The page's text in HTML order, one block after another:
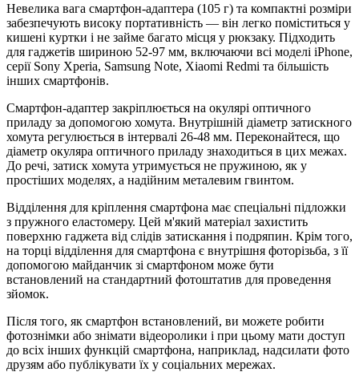
Невелика вага смартфон-адаптера (105 г) та компактні розміри
забезпечують високу портативність — він легко поміститься у
кишені куртки і не займе багато місця у рюкзаку. Підходить
для гаджетів шириною 52-97 мм, включаючи всі моделі iPhone,
серії Sony Xperia, Samsung Note, Xiaomi Redmi та більшість
інших смартфонів.
Смартфон-адаптер закріплюється на окулярі оптичного
приладу за допомогою хомута. Внутрішній діаметр затискного
хомута регулюється в інтервалі 26-48 мм. Переконайтеся, що
діаметр окуляра оптичного приладу знаходиться в цих межах.
До речі, затиск хомута утримується не пружиною, як у
простіших моделях, а надійним металевим гвинтом.
Відділення для кріплення смартфона має спеціальні підложки
з пружного еластомеру. Цей м'який матеріал захистить
поверхню гаджета від слідів затискання і подряпин. Крім того,
на торці відділення для смартфона є внутрішня фоторізьба, з її
допомогою майданчик зі смартфоном може бути
встановлений на стандартний фотоштатив для проведення
зйомок.
Після того, як смартфон встановлений, ви можете робити
фотознімки або знімати відеоролики і при цьому мати доступ
до всіх інших функцій смартфона, наприклад, надсилати фото
друзям або публікувати їх у соціальних мережах.